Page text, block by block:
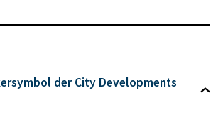
der City Developments